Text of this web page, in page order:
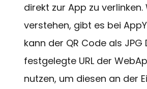
direkt zur App zu
verstehen, gibt es bei
kann der QR Code als
festgelegte URL der
nutzen, um diesen an der